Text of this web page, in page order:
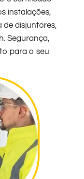
instalações,
de disjuntores,
Segurança,
para o seu